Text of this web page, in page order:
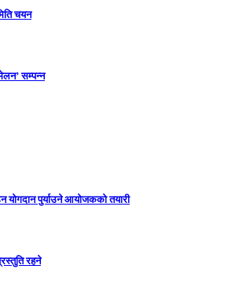
चयन
सम्पन्न
योगदान पुर्याउने आयोजकको तयारी
रहने